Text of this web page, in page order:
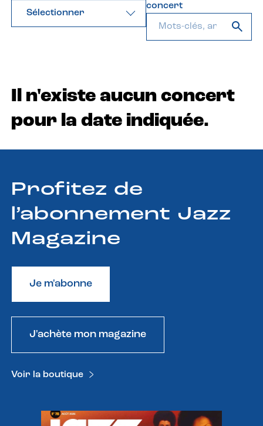
Sélectionner
concert
Il n'existe aucun concert
pour la date indiquée.
Profitez de
l’abonnement Jazz
Magazine
Je m'abonne
J'achète mon magazine
Voir la boutique